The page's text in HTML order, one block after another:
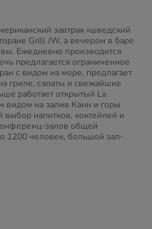
завтрак «шведский
Grill JW, а вечером в баре
Ежедневно производится
предлагается ограниченное
с видом на море, предлагает
гриле, салаты и свежайшие
работает открытый La
видом на залив Канн и горы
напитков, коктейлей и
залов общей
человек, большой зал-